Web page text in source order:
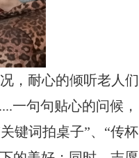
，耐心的倾听老人们
一句句贴心的问候，
键词拍桌子”、“传杯